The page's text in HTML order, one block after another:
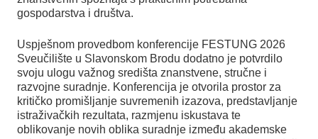
gospodarstva i društva.
Uspješnom provedbom konferencije FESTUNG 2026
Sveučilište u Slavonskom Brodu dodatno je potvrdilo
svoju ulogu važnog središta znanstvene, stručne i
razvojne suradnje. Konferencija je otvorila prostor za
kritičko promišljanje suvremenih izazova, predstavljanje
istraživačkih rezultata, razmjenu iskustava te
oblikovanje novih oblika suradnje između akademske